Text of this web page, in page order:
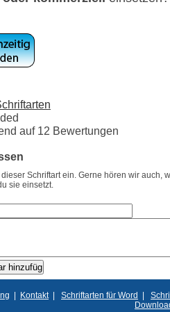
auf 12 Bewertungen
Schriftart ein. Gerne hören wir auch,
sie einsetzt.
| Kontakt| Schriftarten für Word |